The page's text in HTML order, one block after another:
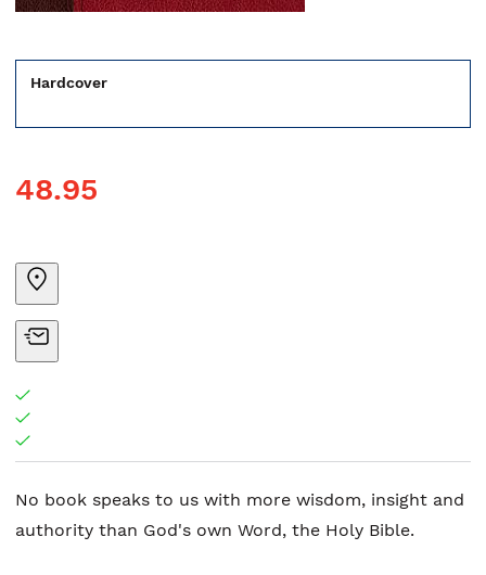
Hardcover
48.95
No book speaks to us with more wisdom, insight and
authority than God's own Word, the Holy Bible.